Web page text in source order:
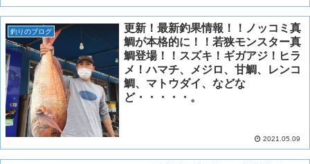
釣りのブログ
更新！最新釣果情報！！ノッコミ真
鯛が本格的に！！若狭モンスター真
鯛登場！！スズキ！ギガアジ！ヒラ
メ！ハマチ、メジロ、甘鯛、レンコ
鯛、マトウダイ、などな
ど・・・・・。
2021.05.09